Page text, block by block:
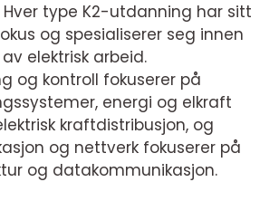
Hver type K2-utdanning har sitt
og spesialiserer seg innen
elektrisk arbeid.
og kontroll fokuserer på
energi og elkraft
kraftdistribusjon, og
og nettverk fokuserer på
og datakommunikasjon.